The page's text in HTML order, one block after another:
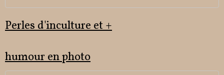
Perles d'inculture et +
humour en photo